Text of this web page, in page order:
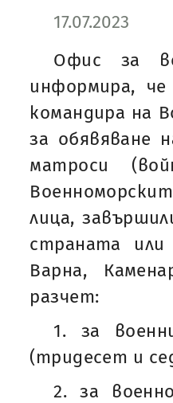
17.07.2023
Офис за
информира,
командира на
за обявяване
матроси
лица,
страната или
Варна,
разчет:
1. за
(тридесет и
2. за